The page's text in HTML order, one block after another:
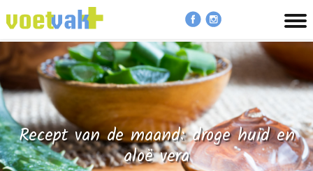
Recept van de maand: droge huid en
aloë vera